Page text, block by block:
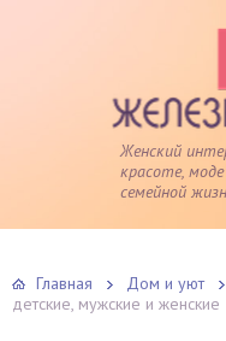
Женский
красоте,
семейной
Главная Дом и уют
детские, мужские и женские